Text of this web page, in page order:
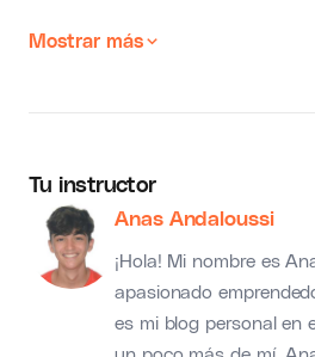
Mostrar más
Tu instructor
Anas Andaloussi
¡Hola! Mi nombre es
apasionado
es mi blog personal en